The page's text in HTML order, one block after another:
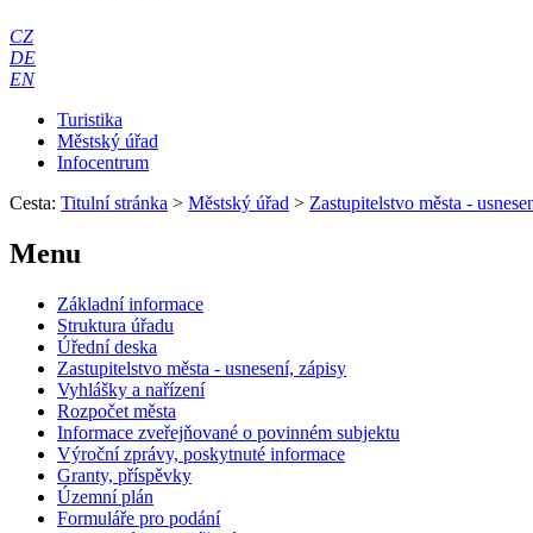
CZ
DE
EN
Turistika
Městský úřad
Infocentrum
Cesta: Titulní stránka > Městský úřad > Zastupitelstvo města -
Menu
Základní informace
Struktura úřadu
Úřední deska
Zastupitelstvo města - usnesení, zápisy
Vyhlášky a nařízení
Rozpočet města
Informace zveřejňované o povinném subjektu
Výroční zprávy, poskytnuté informace
Granty, příspěvky
Územní plán
Formuláře pro podání